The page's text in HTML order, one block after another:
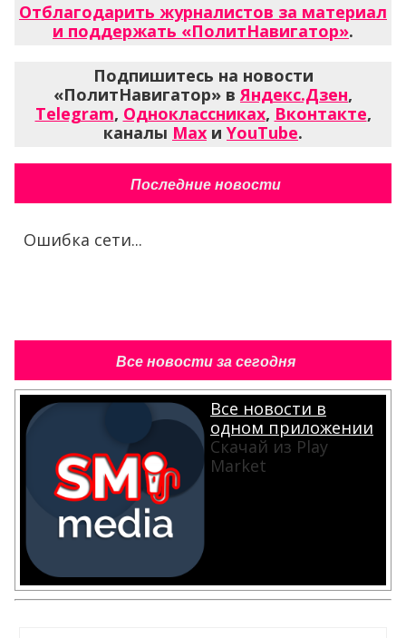
Отблагодарить журналистов за материал
и поддержать «ПолитНавигатор».
Подпишитесь на новости
«ПолитНавигатор» вЯндекс.Дзен,
Telegram, Одноклассниках, Вконтакте,
каналы Max и YouTube.
Последние новости
Ошибка сети...
Все новости за сегодня
Все новости в
одном приложении
Скачай из Play
Market